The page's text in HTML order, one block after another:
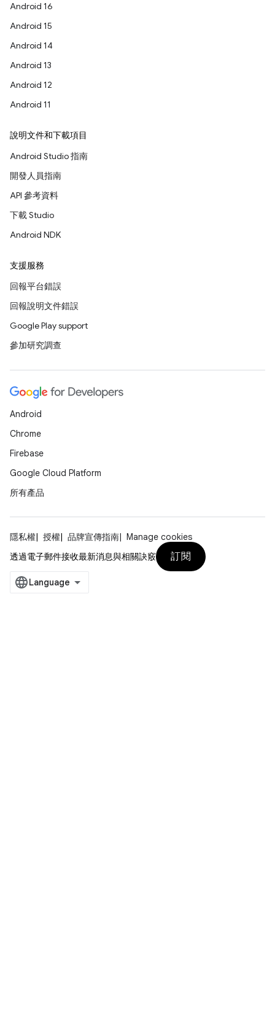
Android 16
Android 15
Android 14
Android 13
Android 12
Android 11
說明文件和下載項目
Android Studio 指南
開發人員指南
API 參考資料
下載 Studio
Android NDK
支援服務
回報平台錯誤
回報說明文件錯誤
Google Play support
參加研究調查
Android
Chrome
Firebase
Google Cloud Platform
所有產品
隱私權 授權 品牌宣傳指南
Manage cookies
透過電子郵件接收最新消息與相關訣竅
訂閱